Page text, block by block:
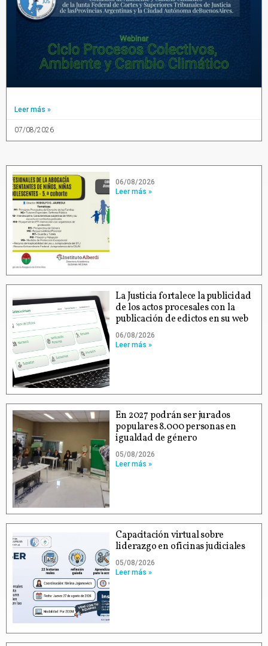
Leer más »
07/08/2026
06/08/2026
Leer más »
La Justicia fortalece la publicidad
de los actos procesales con la
publicación de edictos en su web
06/08/2026
Leer más »
En 2027 podrán ser jurados
populares 8.000 personas en
igualdad de género
05/08/2026
Leer más »
Capacitación virtual sobre
liderazgo en oficinas judiciales
05/08/2026
Leer más »